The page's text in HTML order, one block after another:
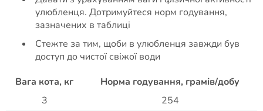
улюбленця. Дотримуйтеся норм годування,
зазначених в таблиці
Стежте за тим, щоби в улюбленця завжди був
доступ до чистої свіжої води
Вага кота, кг
Норма годування, грамів/добу
3
254